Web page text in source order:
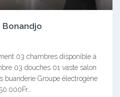
03 chambres disponible à
03 douches 01 vaste salon
buanderie Groupe électrogène